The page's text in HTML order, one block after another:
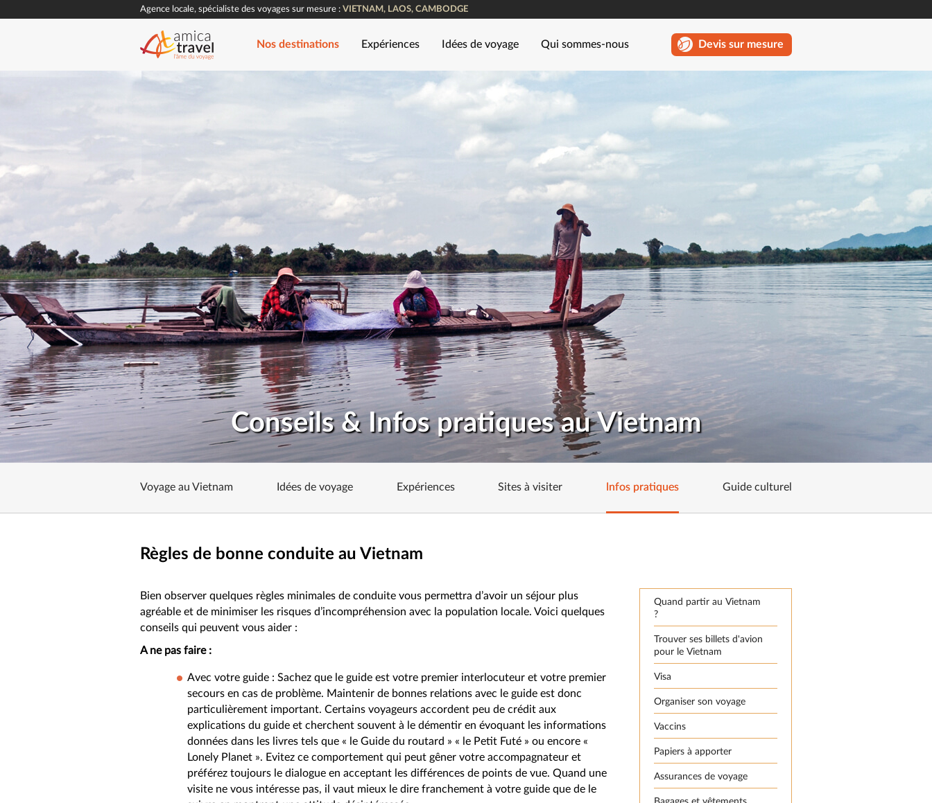
Agence locale, spécialiste des voyages sur mesure : VIETNAM, LAOS, CAMBODGE
Nos destinations Expériences Idées de voyage Qui sommes-nous Devis sur mesure
Conseils & Infos pratiques au Vietnam
Voyage au Vietnam Idées de voyage Expériences Sites à visiter Infos pratiques Guide culturel
Règles de bonne conduite au Vietnam
Bien observer quelques règles minimales de conduite vous permettra d’avoir un séjour plus
agréable et de minimiser les risques d’incompréhension avec la population locale. Voici quelques
conseils qui peuvent vous aider :
A ne pas faire :
Avec votre guide : Sachez que le guide est votre premier interlocuteur et votre premier
secours en cas de problème. Maintenir de bonnes relations avec le guide est donc
particulièrement important. Certains voyageurs accordent peu de crédit aux
explications du guide et cherchent souvent à le démentir en évoquant les informations
données dans les livres tels que « le Guide du routard » « le Petit Futé » ou encore «
Lonely Planet ». Evitez ce comportement qui peut gêner votre accompagnateur et
préférez toujours le dialogue en acceptant les différences de points de vue. Quand une
visite ne vous intéresse pas, il vaut mieux le dire franchement à votre guide que de le
Quand partir au Vietnam
?
Trouver ses billets d'avion
pour le Vietnam
Visa
Organiser son voyage
Vaccins
Papiers à apporter
Assurances de voyage